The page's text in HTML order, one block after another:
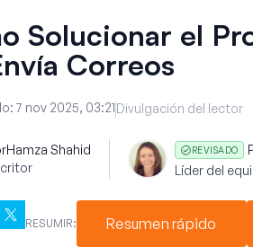
Solucionar el
Correos
7 nov 2025, 03:21Divulgación del lector
Hamza Shahid
REVISADO
Líder del
RESUMIR: Resumen rápido